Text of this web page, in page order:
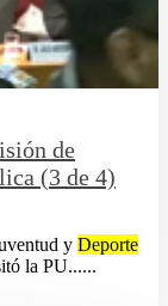
de
(3 de 4)
y Deporte
la PU......